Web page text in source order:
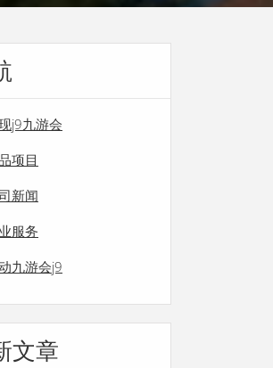
j9九游会
项目
新闻
服务
九游会j9
文章